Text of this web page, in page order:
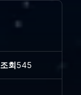
조회545